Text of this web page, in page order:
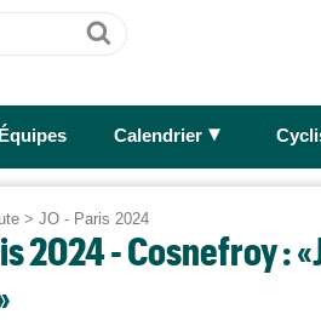
Ok
Équipes Calendrier ►
> JO - Paris 2024
2024 - Cosnefroy :